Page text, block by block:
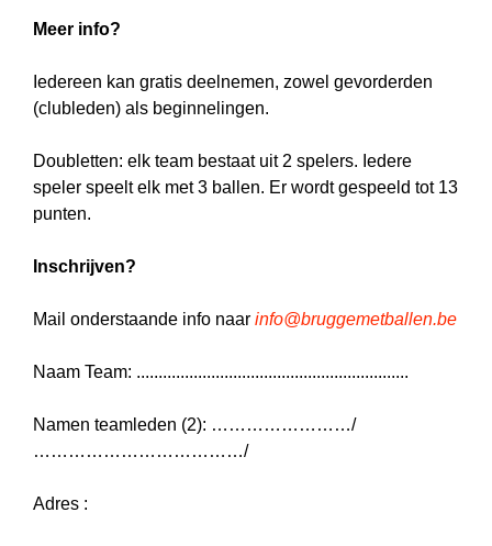
Meer info?
Iedereen kan gratis deelnemen, zowel gevorderden
(clubleden) als beginnelingen.
Doubletten: elk team bestaat uit 2 spelers. Iedere
speler speelt elk met 3 ballen. Er wordt gespeeld tot 13
punten.
Inschrijven?
Mail onderstaande info naarinfo@bruggemetballen.be
Naam Team: ..............................................................
Namen teamleden (2): ……………………/
………………………………/
Adres :